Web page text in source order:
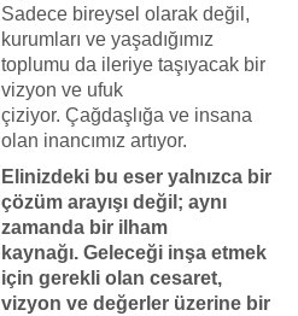
Sadece bireysel olarak değil,
kurumları ve yaşadığımız
toplumu da ileriye taşıyacak bir
vizyon ve ufuk
çiziyor. Çağdaşlığa ve insana
olan inancımız artıyor.
Elinizdeki bu eser yalnızca bir
çözüm arayışı değil; aynı
zamanda bir ilham
kaynağı. Geleceği inşa etmek
için gerekli olan cesaret,
vizyon ve değerler üzerine bir